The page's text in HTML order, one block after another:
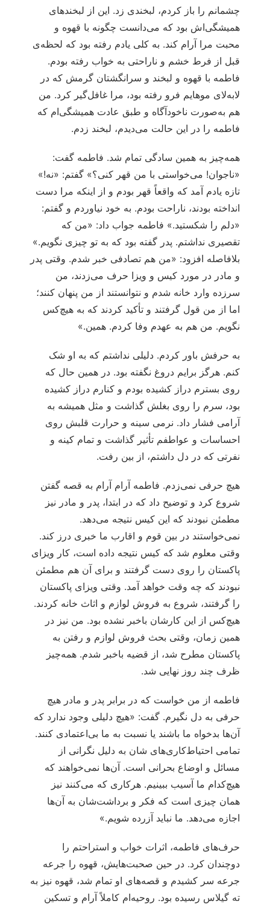
چشمانم را باز کردم، لبخندی زد. این از لبخندهای
همیشگی‌اش بود که می‌دانست چگونه با قهوه و
محبت مرا آرام کند. به کلی یادم رفته بود که لحظه‌ی
قبل از فرط خشم و ناراحتی به خواب رفته بودم.
فاطمه با قهوه و لبخند و سرانگشتان گرمش که در
لابه‌لای موهایم فرو رفته بود، مرا غافل‌گیر کرد. من
هم به‌صورت ناخودآگاه و طبق عادت همیشگی‌ام که
فاطمه را در این حالت می‌دیدم، لبخند زدم.
همه‌چیز به همین سادگی تمام شد. فاطمه گفت:
«ناجوان! می‌خواستی با من قهر کنی؟» گفتم: «نه!»
تازه یادم آمد که واقعاً قهر بودم و از اینکه مرا دست
انداخته بودند، ناراحت بودم. به خود نیاوردم و گفتم:
«دلم را شکستید.» فاطمه جواب داد: «من که
تقصیری نداشتم. پدر گفته بود که به تو چیزی نگویم.»
بلافاصله افزود: «من هم تصادفی خبر شدم. وقتی پدر
و مادر در مورد کیس و ویزا حرف می‌زدند، من
سرزده وارد خانه شدم و نتوانستند از من پنهان کنند؛
اما از من قول گرفتند و تأکید کردند که به هیچ‌کس
نگویم. من هم به عهدم وفا کردم. همین.»
به حرفش باور کردم. دلیلی نداشتم که به او شک
کنم. هرگز برایم دروغ نگفته بود. در همین حال که
روی بسترم دراز کشیده بودم و کنارم دراز کشیده
بود، سرم را روی بغلش گذاشت و مثل همیشه به
آرامی فشار داد. نرمی سینه و حرارت قلبش روی
احساسات و عواطفم تأثیر گذاشت و تمام کینه و
نفرتی که در دل داشتم، از بین رفت.
هیچ حرفی نمی‌زدم. فاطمه آرام آرام به قصه گفتن
شروع کرد و توضیح داد که در ابتدا، پدر و مادر نیز
مطمئن نبودند که این کیس نتیجه می‌دهد.
نمی‌خواستند در بین قوم و اقارب ما خبری درز کند.
وقتی معلوم شد که کیس نتیجه داده است، کار ویزای
پاکستان را روی دست گرفتند و برای آن هم مطمئن
نبودند که چه وقت خواهد آمد. وقتی ویزای پاکستان
را گرفتند، شروع به فروش لوازم و اثاث خانه کردند.
هیچ‌کس از این کارشان باخبر نشده بود. من نیز در
همین زمان، وقتی بحث فروش لوازم و رفتن به
پاکستان مطرح شد، از قضیه باخبر شدم. همه‌چیز
ظرف چند روز نهایی شد.
فاطمه از من خواست که در برابر پدر و مادر هیچ
حرفی به دل نگیرم. گفت: «هیچ دلیلی وجود ندارد که
آن‌ها بدخواه ما باشند یا نسبت به ما بی‌اعتمادی کنند.
تمامی احتیاط‌کاری‌های شان به دلیل نگرانی از
مسائل و اوضاع بحرانی است. آن‌ها نمی‌خواهند که
هیچ‌کدام ما آسیب ببینیم. هرکاری که می‌کنند نیز
همان چیزی است که فکر و برداشت‌شان به آن‌ها
اجازه می‌دهد. ما نباید آزرده شویم.»
حرف‌های فاطمه، اثرات خواب و استراحتم را
دوچندان کرد. در حین صحبت‌هایش، قهوه را جرعه
جرعه سر کشیدم و قصه‌های او تمام شد، قهوه نیز به
ته گیلاس رسیده بود. روحیه‌ام کاملاً آرام و تسکین